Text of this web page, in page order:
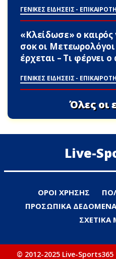
ΓΕΝΙΚΕΣ ΕΙΔΗΣΕΙΣ -
«Κλείδωσε» ο
σoκ οι
έρχεται – Τι φέρνει
ΓΕΝΙΚΕΣ ΕΙΔΗΣΕΙΣ -
Όλες οι
Live-
ΟΡΟΙ ΧΡΗΣΗΣ
ΠΡΟΣΩΠΙΚΑ ΔΕΔΟΜΕΝΑ
ΣΧΕΤΙΚΑ
© 2012-2025 Live-